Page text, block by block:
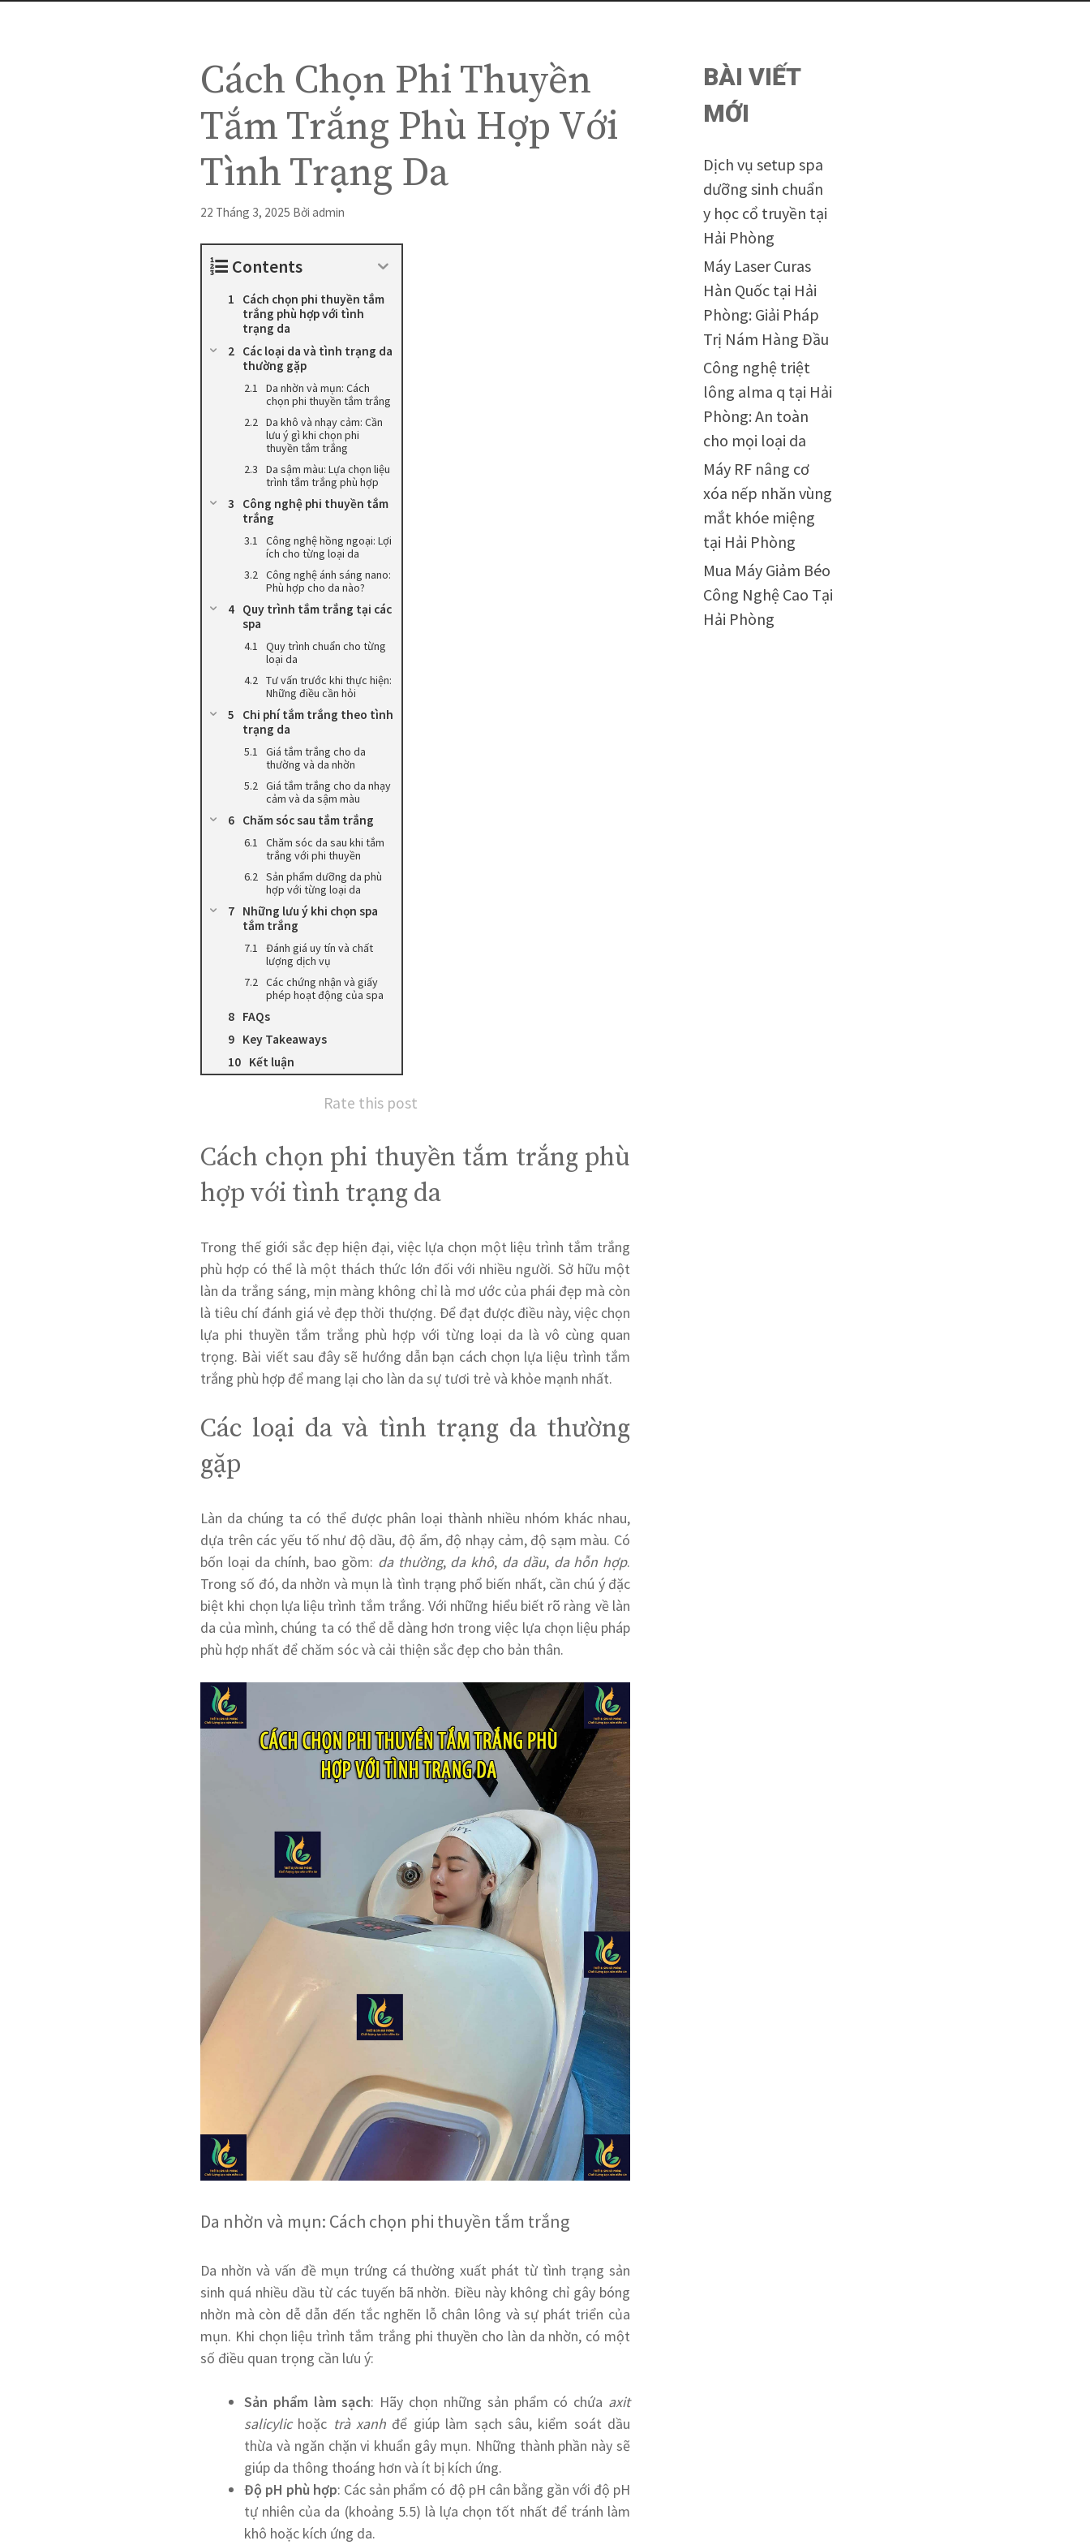
Cách Chọn Phi Thuyền
Tắm Trắng Phù Hợp Với
Tình Trạng Da
22 Tháng 3, 2025 Bởi admin
Contents
Cách chọn phi thuyền tắm
trắng phù hợp với tình
trạng da
Các loại da và tình trạng da
thường gặp
Da nhờn và mụn: Cách
chọn phi thuyền tắm trắng
Da khô và nhạy cảm: Cần
lưu ý gì khi chọn phi
thuyền tắm trắng
Da sậm màu: Lựa chọn liệu
trình tắm trắng phù hợp
Công nghệ phi thuyền tắm
trắng
Công nghệ hồng ngoại: Lợi
ích cho từng loại da
Công nghệ ánh sáng nano:
Phù hợp cho da nào?
Quy trình tắm trắng tại các
spa
Quy trình chuẩn cho từng
loại da
Tư vấn trước khi thực hiện:
Những điều cần hỏi
Chi phí tắm trắng theo tình
trạng da
Giá tắm trắng cho da
thường và da nhờn
Giá tắm trắng cho da nhạy
cảm và da sậm màu
Chăm sóc sau tắm trắng
Chăm sóc da sau khi tắm
trắng với phi thuyền
Sản phẩm dưỡng da phù
hợp với từng loại da
Những lưu ý khi chọn spa
tắm trắng
Đánh giá uy tín và chất
lượng dịch vụ
Các chứng nhận và giấy
phép hoạt động của spa
FAQs
Key Takeaways
Kết luận
Rate this post
Cách chọn phi thuyền tắm trắng phù
hợp với tình trạng da
Trong thế giới sắc đẹp hiện đại, việc lựa chọn một liệu trình tắm trắng
phù hợp có thể là một thách thức lớn đối với nhiều người. Sở hữu một
làn da trắng sáng, mịn màng không chỉ là mơ ước của phái đẹp mà còn
là tiêu chí đánh giá vẻ đẹp thời thượng. Để đạt được điều này, việc chọn
lựa phi thuyền tắm trắng phù hợp với từng loại da là vô cùng quan
trọng. Bài viết sau đây sẽ hướng dẫn bạn cách chọn lựa liệu trình tắm
trắng phù hợp để mang lại cho làn da sự tươi trẻ và khỏe mạnh nhất.
Các loại da và tình trạng da thường
gặp
Làn da chúng ta có thể được phân loại thành nhiều nhóm khác nhau,
dựa trên các yếu tố như độ dầu, độ ẩm, độ nhạy cảm, độ sạm màu. Có
bốn loại da chính, bao gồm: da thường, da khô, da dầu, da hỗn hợp.
Trong số đó, da nhờn và mụn là tình trạng phổ biến nhất, cần chú ý đặc
biệt khi chọn lựa liệu trình tắm trắng. Với những hiểu biết rõ ràng về làn
da của mình, chúng ta có thể dễ dàng hơn trong việc lựa chọn liệu pháp
phù hợp nhất để chăm sóc và cải thiện sắc đẹp cho bản thân.
Da nhờn và mụn: Cách chọn phi thuyền tắm trắng
Da nhờn và vấn đề mụn trứng cá thường xuất phát từ tình trạng sản
sinh quá nhiều dầu từ các tuyến bã nhờn. Điều này không chỉ gây bóng
nhờn mà còn dễ dẫn đến tắc nghẽn lỗ chân lông và sự phát triển của
mụn. Khi chọn liệu trình tắm trắng phi thuyền cho làn da nhờn, có một
số điều quan trọng cần lưu ý:
Sản phẩm làm sạch: Hãy chọn những sản phẩm có chứa axit
salicylichoặc trà xanh để giúp làm sạch sâu, kiểm soát dầu
thừa và ngăn chặn vi khuẩn gây mụn. Những thành phần này sẽ
giúp da thông thoáng hơn và ít bị kích ứng.
Độ pH phù hợp: Các sản phẩm có độ pH cân bằng gần với độ pH
tự nhiên của da (khoảng 5.5) là lựa chọn tốt nhất để tránh làm
khô hoặc kích ứng da.
BÀI VIẾT
MỚI
Dịch vụ setup spa
dưỡng sinh chuẩn
y học cổ truyền tại
Hải Phòng
Máy Laser Curas
Hàn Quốc tại Hải
Phòng: Giải Pháp
Trị Nám Hàng Đầu
Công nghệ triệt
lông alma q tại Hải
Phòng: An toàn
cho mọi loại da
Máy RF nâng cơ
xóa nếp nhăn vùng
mắt khóe miệng
tại Hải Phòng
Mua Máy Giảm Béo
Công Nghệ Cao Tại
Hải Phòng